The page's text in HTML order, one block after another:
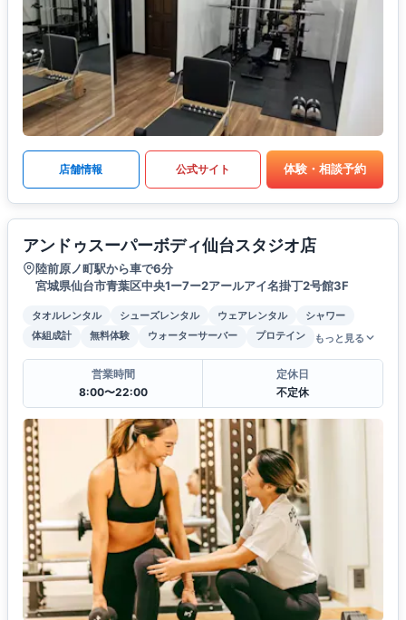
店舗情報 公式サイト 体験・相談予約
アンドゥスーパーボディ仙台スタジオ店
陸前原ノ町駅から車で6分
宮城県仙台市青葉区中央1ー7ー2アールアイ名掛丁2号館3F
タオルレンタル シューズレンタル ウェアレンタル
シャワー
体組成計
無料体験 ウォーターサーバー プロテイン もっと見る
営業時間
8:00〜22:00
定休日
不定休